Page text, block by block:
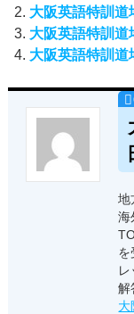
大阪英語特訓
大阪英語特訓
大阪英語特訓
地
海
を
解
大